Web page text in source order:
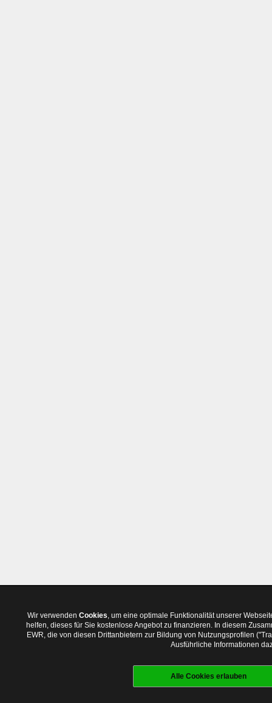
Wir verwenden Cookies, um eine optimale Funktionalität unserer
helfen, dieses für Sie kostenlose Angebot zu finanzieren. In diesem
EWR, die von diesen Drittanbietern zur Bildung von Nutzungsprofilen
Ausführliche Informationen
Alle Cookies erlauben